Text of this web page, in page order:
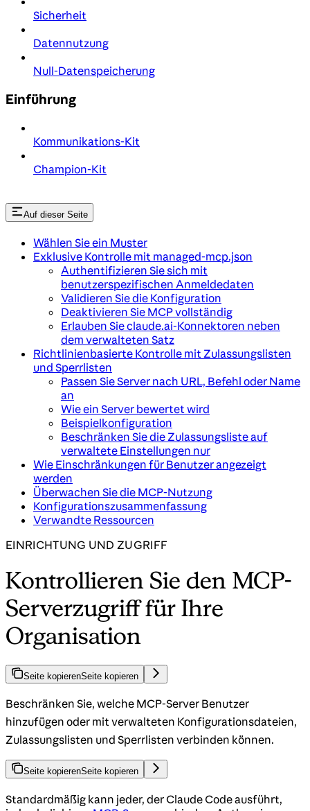
Sicherheit
Datennutzung
Null-Datenspeicherung
Einführung
Kommunikations-Kit
Champion-Kit
Auf dieser Seite
Wählen Sie ein Muster
Exklusive Kontrolle mit managed-mcp.json
Authentifizieren Sie sich mit
benutzerspezifischen Anmeldedaten
Validieren Sie die Konfiguration
Deaktivieren Sie MCP vollständig
Erlauben Sie claude.ai-Konnektoren neben
dem verwalteten Satz
Richtlinienbasierte Kontrolle mit Zulassungslisten
und Sperrlisten
Passen Sie Server nach URL, Befehl oder Name
an
Wie ein Server bewertet wird
Beispielkonfiguration
Beschränken Sie die Zulassungsliste auf
verwaltete Einstellungen nur
Wie Einschränkungen für Benutzer angezeigt
werden
Überwachen Sie die MCP-Nutzung
Konfigurationszusammenfassung
Verwandte Ressourcen
EINRICHTUNG UND ZUGRIFF
Kontrollieren Sie den MCP-
Serverzugriff für Ihre
Organisation
Seite kopierenSeite kopieren
Beschränken Sie, welche MCP-Server Benutzer
hinzufügen oder mit verwalteten Konfigurationsdateien,
Zulassungslisten und Sperrlisten verbinden können.
Seite kopierenSeite kopieren
Standardmäßig kann jeder, der Claude Code ausführt,